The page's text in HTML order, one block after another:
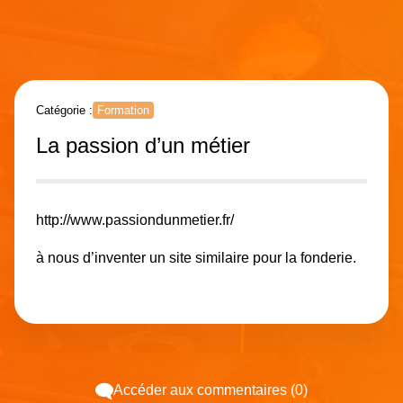
Catégorie : Formation
La passion d’un métier
http://www.passiondunmetier.fr/
à nous d’inventer un site similaire pour la fonderie.
Accéder aux commentaires (0)